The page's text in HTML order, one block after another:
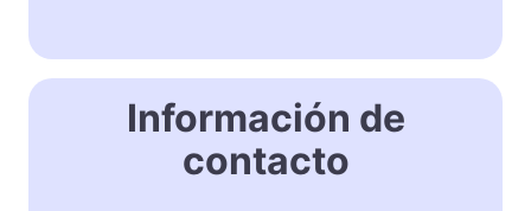
Información de
contacto